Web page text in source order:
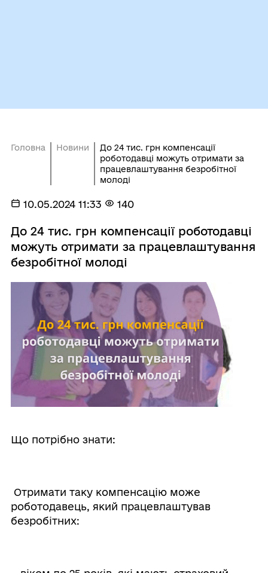
Головна Новини
До 24 тис. грн компенсації
роботодавці можуть отримати за
працевлаштування безробітної
молоді
10.05.2024 11:33 140
До 24 тис. грн компенсації роботодавці
можуть отримати за працевлаштування
безробітної молоді
Що потрібно знати:
Отримати таку компенсацію може
роботодавець, який працевлаштував
безробітних: